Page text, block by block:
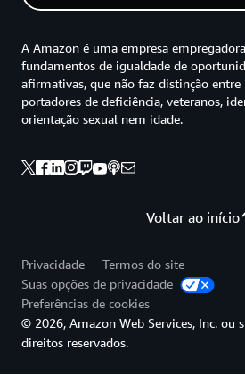
Voltar ao início
A Amazon é uma empresa
fundamentos de igualdade de
afirmativas, que não faz distinção
portadores de deficiência, veteranos,
orientação sexual nem idade.
Privacidade
Termos do site
Suas opções de privacidade
Preferências de cookies
© 2026, Amazon Web Services, Inc. ou
direitos reservados.